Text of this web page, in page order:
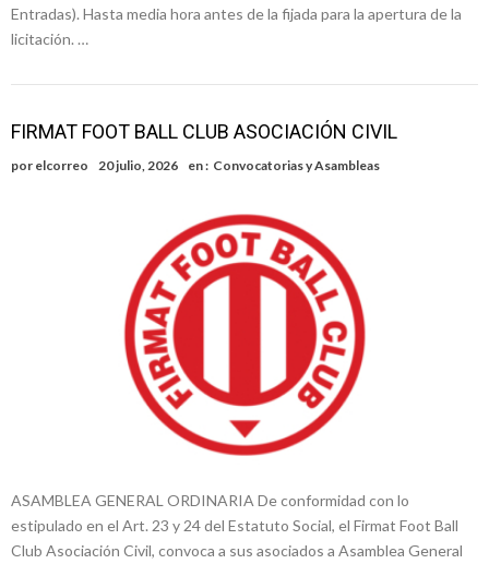
Entradas). Hasta media hora antes de la fijada para la apertura de la
licitación. …
FIRMAT FOOT BALL CLUB ASOCIACIÓN CIVIL
por elcorreo 20 julio, 2026 en : Convocatorias y Asambleas
ASAMBLEA GENERAL ORDINARIA De conformidad con lo
estipulado en el Art. 23 y 24 del Estatuto Social, el Firmat Foot Ball
Club Asociación Civil, convoca a sus asociados a Asamblea General